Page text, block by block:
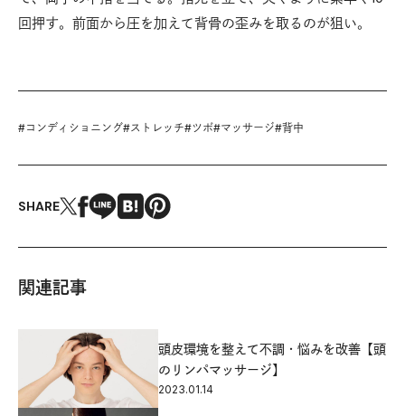
回押す。前面から圧を加えて背骨の歪みを取るのが狙い。
#コンディショニング#ストレッチ#ツボ#マッサージ#背中
SHARE
関連記事
頭皮環境を整えて不調・悩みを改善【頭
のリンパマッサージ】
2023.01.14